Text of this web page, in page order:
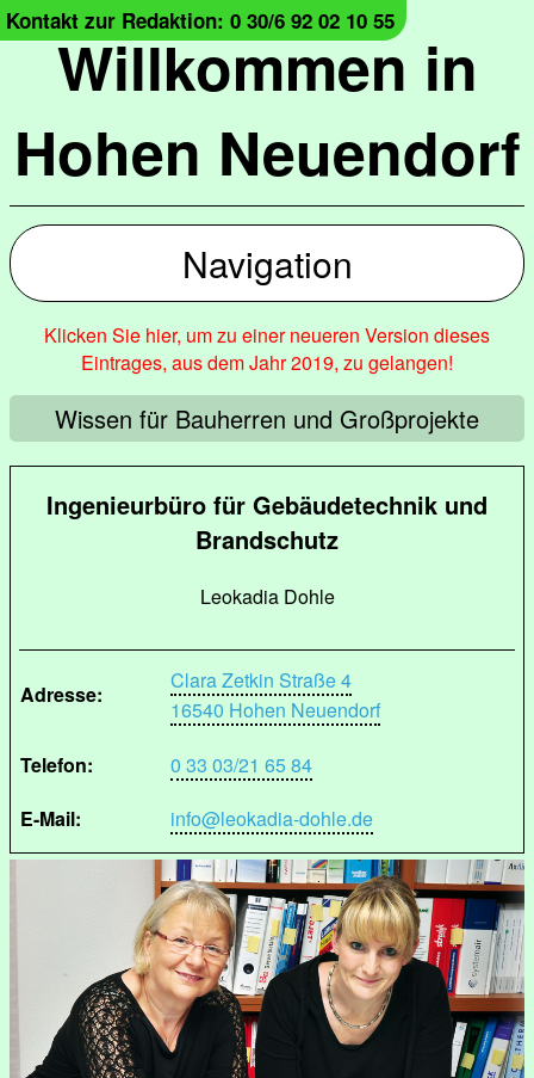
Willkommen in
Hohen Neuendorf
Kontakt zur Redaktion: 0 30/6 92 02 10 55
Navigation
Klicken Sie hier, um zu einer neueren Version dieses
Eintrages, aus dem Jahr 2019, zu gelangen!
Wissen für Bauherren und Großprojekte
Ingenieurbüro für Gebäudetechnik und
Brandschutz
Leokadia Dohle
Adresse:
Clara Zetkin Straße 4
16540 Hohen Neuendorf
Telefon:
0 33 03/21 65 84
E-Mail:
info@leokadia-dohle.de